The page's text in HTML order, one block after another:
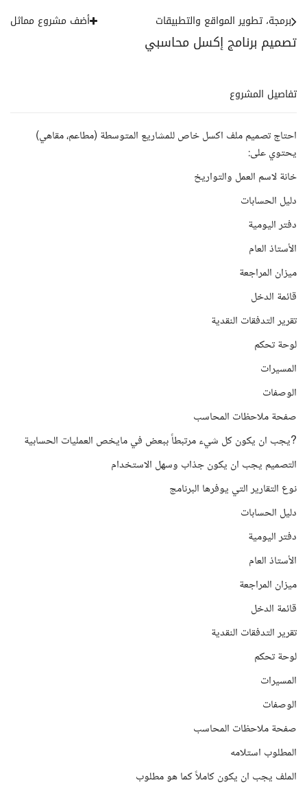
تصميم برنامج إكسل محاسبي
برمجة، تطوير المواقع والتطبيقات أضف مشروع مماثل
تفاصيل المشروع
احتاج تصميم ملف اكسل خاص للمشاريع المتوسطة (مطاعم، مقاهي)
يحتوي على:
خانة لاسم العمل والتواريخ
دليل الحسابات
دفتر اليومية
الأستاذ العام
ميزان المراجعة
قائمة الدخل
تقرير التدفقات النقدية
لوحة تحكم
المسيرات
الوصفات
صفحة ملاحظات المحاسب
?يجب ان يكون كل شيء مرتبطاً ببعض في مايخص العمليات الحسابية
التصميم يجب ان يكون جذاب وسهل الاستخدام
نوع التقارير التي يوفرها البرنامج
دليل الحسابات
دفتر اليومية
الأستاذ العام
ميزان المراجعة
قائمة الدخل
تقرير التدفقات النقدية
لوحة تحكم
المسيرات
الوصفات
صفحة ملاحظات المحاسب
المطلوب استلامه
الملف يجب ان يكون كاملاً كما هو مطلوب